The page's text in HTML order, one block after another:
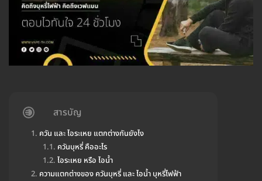
สารบัญ
ควัน และ ไอระเหย แตกต่างกันยังไง
ควันบุหรี่ คืออะไร
ไอระเหย หรือ ไอน้ำ
ความแตกต่างของ ควันบุหรี่ และ ไอน้ำ บุหรี่ไฟฟ้า